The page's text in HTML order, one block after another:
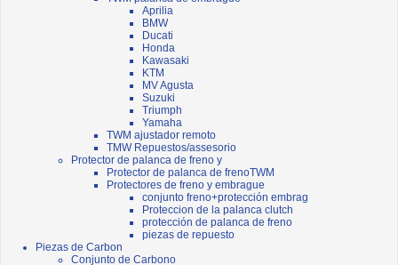
Aprilia
BMW
Ducati
Honda
Kawasaki
KTM
MV Agusta
Suzuki
Triumph
Yamaha
TWM ajustador remoto
TMW Repuestos/assesorio
Protector de palanca de freno y
Protector de palanca de frenoTWM
Protectores de freno y embrague
conjunto freno+protección embrag
Proteccion de la palanca clutch
protección de palanca de freno
piezas de repuesto
Piezas de Carbon
Conjunto de Carbono